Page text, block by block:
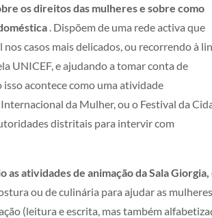
os direitos das mulheres e sobre como
Dispõem de uma rede activa que
casos mais delicados, ou recorrendo à
UNICEF, e ajudando a tomar conta de
acontece como uma atividade
da Mulher, ou o Festival da
distritais para intervir com
as atividades de animação da Sala Giorgia,
ou de culinária para ajudar as
(leitura e escrita, mas também